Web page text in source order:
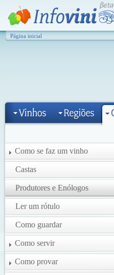
Página inicial
Como se faz um vinho
Castas
Produtores e Enólogos
Ler um rótulo
Como guardar
Como servir
Como provar